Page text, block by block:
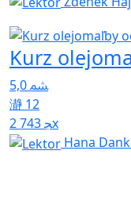
Kurz
5,0
12
2 743x
Hana